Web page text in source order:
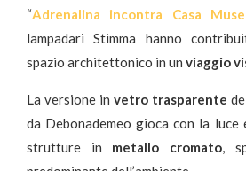
“Adrenalina incontra Casa
lampadari Stimma hanno
spazio architettonico in un viaggio
La versione in vetro trasparente
da Debonademeo gioca con la
strutture in metallo cromato,